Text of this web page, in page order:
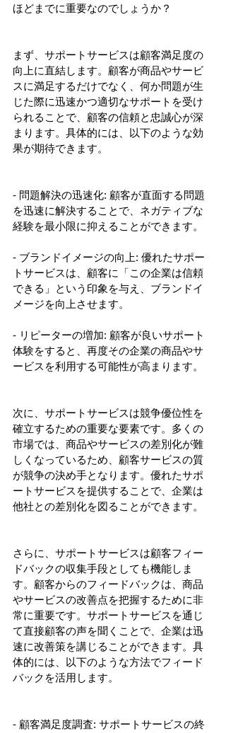
ほどまでに重要なのでしょうか？
まず、サポートサービスは顧客満足度の
向上に直結します。顧客が商品やサービ
スに満足するだけでなく、何か問題が生
じた際に迅速かつ適切なサポートを受け
られることで、顧客の信頼と忠誠心が深
まります。具体的には、以下のような効
果が期待できます。
- 問題解決の迅速化: 顧客が直面する問題
を迅速に解決することで、ネガティブな
経験を最小限に抑えることができます。
- ブランドイメージの向上: 優れたサポー
トサービスは、顧客に「この企業は信頼
できる」という印象を与え、ブランドイ
メージを向上させます。
- リピーターの増加: 顧客が良いサポート
体験をすると、再度その企業の商品やサ
ービスを利用する可能性が高まります。
次に、サポートサービスは競争優位性を
確立するための重要な要素です。多くの
市場では、商品やサービスの差別化が難
しくなっているため、顧客サービスの質
が競争の決め手となります。優れたサポ
ートサービスを提供することで、企業は
他社との差別化を図ることができます。
さらに、サポートサービスは顧客フィー
ドバックの収集手段としても機能しま
す。顧客からのフィードバックは、商品
やサービスの改善点を把握するために非
常に重要です。サポートサービスを通じ
て直接顧客の声を聞くことで、企業は迅
速に改善策を講じることができます。具
体的には、以下のような方法でフィード
バックを活用します。
- 顧客満足度調査: サポートサービスの終